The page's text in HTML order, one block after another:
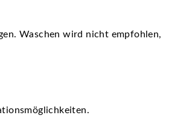
Waschen wird nicht empfohlen,